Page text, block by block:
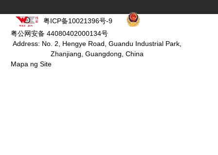
粤ICP备10021396号-9
粤公网安备 44080402000134号
Address: No. 2, Hengye Road, Guandu Industrial Park,
Zhanjiang, Guangdong, China
Mapa ng Site